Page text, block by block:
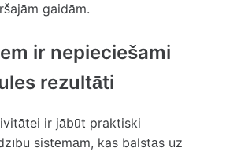
gaidām.
ir nepieciešami
rezultāti
ir jābūt praktiski
sistēmām, kas balstās uz